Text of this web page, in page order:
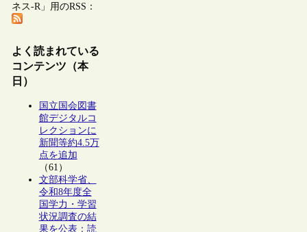
ネス-R」用のRSS：
よく読まれている
コンテンツ（本
日）
国立国会図書
館デジタルコ
レクションに
新聞等約4.5万
点を追加
（61）
文部科学省、
令和8年度全
国学力・学習
状況調査の結
果を公表：読